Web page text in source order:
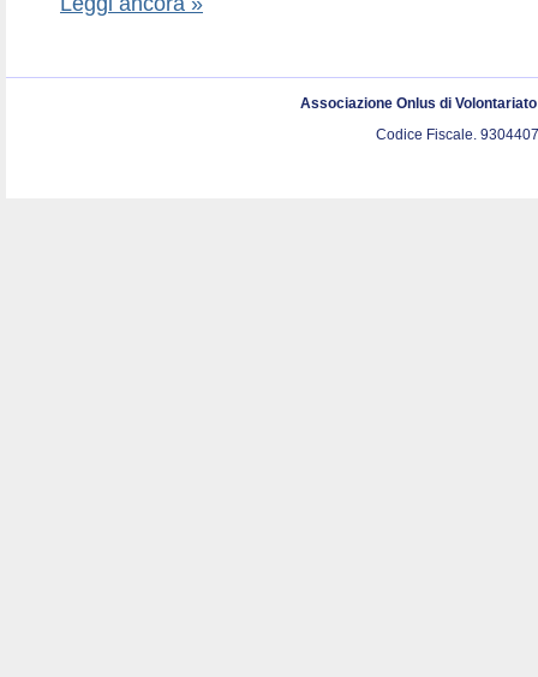
Associazione Onlus di
Codice Fiscale.